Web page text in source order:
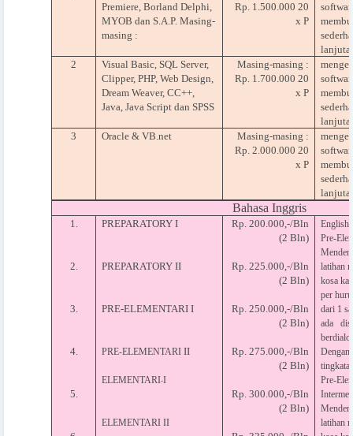
Premiere, Borland Delphi,
MYOB dan S.A.P. Masing-
masing :
Rp. 1.500.000 20
x P
2
Visual Basic, SQL Server,
Clipper, PHP, Web Design,
Dream Weaver, CC++,
Java, Java Script dan SPSS
Masing-masing :
Rp. 1.700.000 20
x P
3
Oracle & VB.net
Masing-masing :
Rp. 2.000.000 20
x P
Bahasa Inggris
1.
2.
3.
4.
5.
PREPARATORY I
PREPARATORY II
PRE-ELEMENTARI I
PRE-ELEMENTARIII
ELEMENTARI-I
ELEMENTARI II
Rp. 200.000,-/Bln
(2 Bln)
Rp. 225.000,-/Bln
(2 Bln)
Rp. 250.000,-/Bln
(2 Bln)
Rp. 275.000,-/Bln
(2 Bln)
Rp. 300.000,-/Bln
(2 Bln)
English
Pre-
latihan
kosa
per
dari 1
ada
Dengan
Pre-
latihan